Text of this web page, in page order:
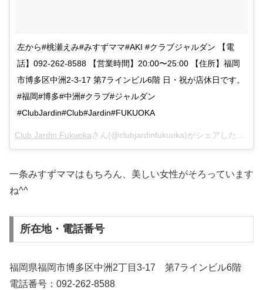
左から#桃瀬えみ#みすずママ#AKI #クラブジャルダン 【電
話】092-262-8588 【営業時間】20:00〜25:00 【住所】福岡
市博多区中洲2-3-17 第7ラインビル6階 日・祝が店休日です。
#福岡#博多#中洲#クラブ#ジャルダン
#ClubJardin#Club#Jardin#FUKUOKA
Club Jardin Fukuokaさん(@clubjardinfukuoka)がシェアした投稿 –
一条みすずママはもちろん、美しい女性がそろっています
ね^^
所在地・電話番号
福岡県福岡市博多区中洲2丁目3-17 第7ラインビル6階
電話番号：092-262-8588